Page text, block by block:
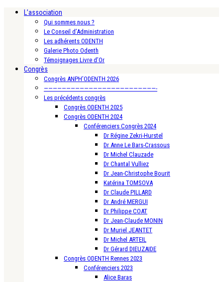
L’association
Qui sommes nous ?
Le Conseil d’Administration
Les adhérents ODENTH
Galerie Photo Odenth
Témoignages Livre d’Or
Congrès
Congrès ANPH’ODENTH 2026
—————————————————————————-
Les précédents congrès
Congrès ODENTH 2025
Congrès ODENTH 2024
Conférenciers Congrès 2024
Dr Régine Zekri-Hurstel
Dr Anne Le Bars-Crassous
Dr Michel Clauzade
Dr Chantal Vulliez
Dr Jean-Christophe Bourit
Katérina TOMSOVA
Dr Claude PILLARD
Dr André MERGUI
Dr Philippe COAT
Dr Jean-Claude MONIN
Dr Muriel JEANTET
Dr Michel ARTEIL
Dr Gérard DIEUZAIDE
Congrès ODENTH Rennes 2023
Conférenciers 2023
Alice Baras